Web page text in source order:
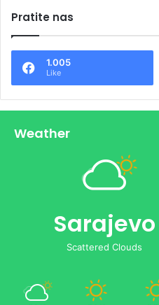
Pratite nas
1.005
Like
Weather
Sarajevo
Scattered Clouds